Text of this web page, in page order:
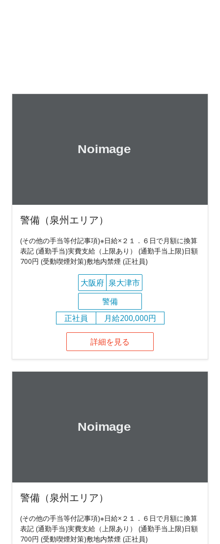
警備（泉州エリア）
(その他の手当等付記事項)※日給×２１．６日で月額に換算
表記 (通勤手当)実費支給（上限あり） (通勤手当上限)日額
700円 (受動喫煙対策)敷地内禁煙 (正社員)
大阪府 泉大津市
警備
正社員
月給200,000円
詳細を見る
警備（泉州エリア）
(その他の手当等付記事項)※日給×２１．６日で月額に換算
表記 (通勤手当)実費支給（上限あり） (通勤手当上限)日額
700円 (受動喫煙対策)敷地内禁煙 (正社員)